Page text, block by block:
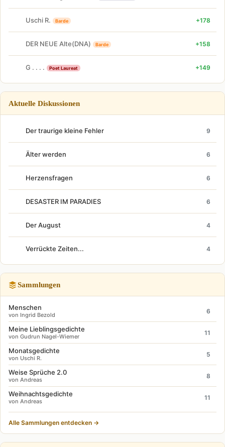
Uschi R. Barde +178
DER NEUE Alte(DNA) Barde +158
G . . . . Poet Laureat +149
Aktuelle Diskussionen
Der traurige kleine Fehler 9
Älter werden 6
Herzensfragen 6
DESASTER IM PARADIES 6
Der August 4
Verrückte Zeiten... 4
Sammlungen
Menschen
von Ingrid Bezold
6
Meine Lieblingsgedichte
von Gudrun Nagel-Wiemer
11
Monatsgedichte
von Uschi R.
5
Weise Sprüche 2.0
von Andreas
8
Weihnachtsgedichte
von Andreas
11
Alle Sammlungen entdecken →